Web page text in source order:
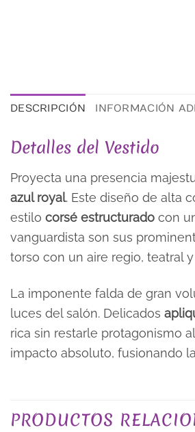
DESCRIPCIÓN INFORMACIÓN
Detalles del Vestido
Proyecta una presencia
azul royal. Este diseño de alta
estilo corsé estructurado con
vanguardista son sus
torso con un aire regio, teatral
La imponente falda de gran
luces del salón. Delicados
rica sin restarle protagonismo
impacto absoluto, fusionando
PRODUCTOS